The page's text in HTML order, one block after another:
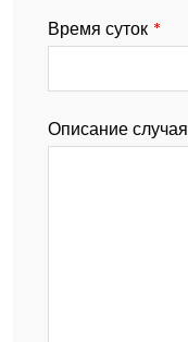
Время суток *
Описание случая